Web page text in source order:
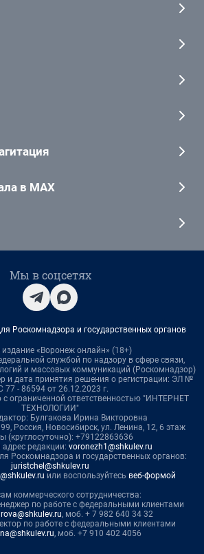
в MAX
Мы в соцсетях
Роскомнадзора и государственных органов
издание «Воронеж онлайн» (18+)
службой по надзору в сфере связи,
и массовых коммуникаций (Роскомнадзор)
и дата принятия решения о регистрации: ЭЛ №
77 - 86594 от 26.12.2023 г.
с ограниченной ответственностью "ИНТЕРНЕТ
ТЕХНОЛОГИИ"
Булгакова Ирина Викторовна
Россия, Новосибирск, ул. Ленина, 12, 6 этаж
(круглосуточно): +79122863636
редакции: voronezh1@shkulev.ru
Роскомнадзора и государственных органов:
juristchel@shkulev.ru
или воспользуйтесь веб-формой
коммерческого сотрудничества:
по работе с федеральными клиентами
, моб. + 7 982 640 34 32
по работе с федеральными клиентами
, моб. +7 910 402 4056